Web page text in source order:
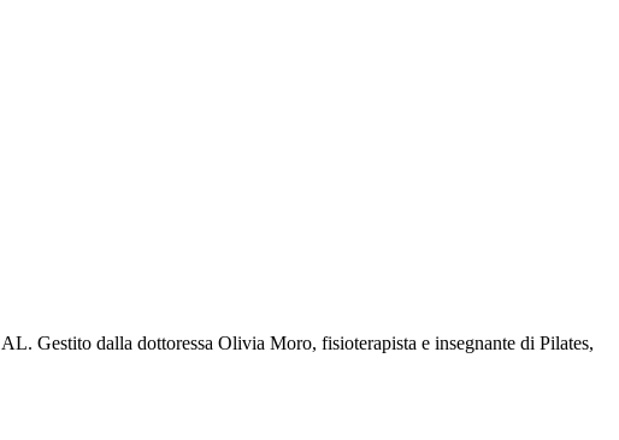
AL. Gestito dalla dottoressa Olivia Moro, fisioterapista e insegnante di Pilates,